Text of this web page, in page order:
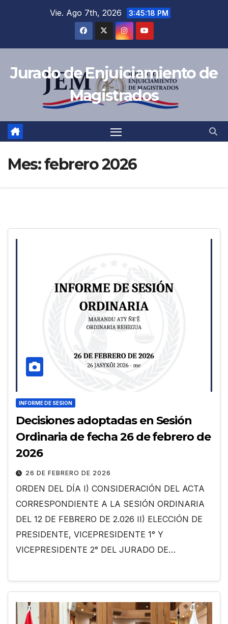
Vie. Ago 7th, 2026 3:45:19 PM
Jurado de Enjuiciamiento de
Magistrados
Mes:febrero 2026
INFORME DE SESION
Decisiones adoptadas en Sesión
Ordinaria de fecha 26 de febrero de
2026
26 DE FEBRERO DE 2026
ORDEN DEL DÍA I) CONSIDERACIÓN DEL ACTA
CORRESPONDIENTE A LA SESIÓN ORDINARIA
DEL 12 DE FEBRERO DE 2.026 II) ELECCIÓN DE
PRESIDENTE, VICEPRESIDENTE 1° Y
VICEPRESIDENTE 2° DEL JURADO DE…